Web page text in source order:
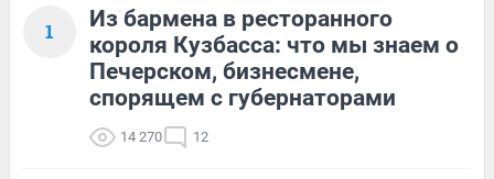
1
Из бармена в ресторанного
короля Кузбасса: что мы знаем о
Печерском, бизнесмене,
спорящем с губернаторами
14 270 12